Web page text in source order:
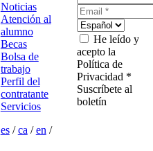
Noticias
Atención al
alumno
Becas
Bolsa de
trabajo
Perfil del
contratante
Servicios
es/ca /en /
He leído y
acepto la
Política de
Privacidad *
Suscríbete al
boletín